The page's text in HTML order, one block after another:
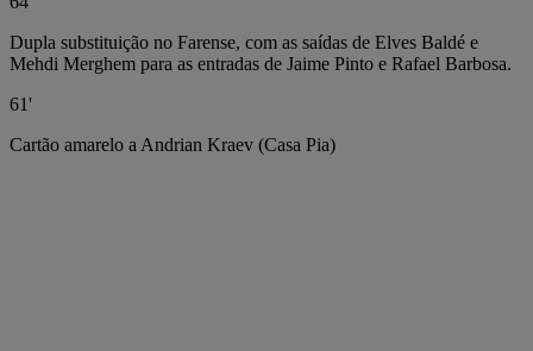
Dupla substituição no Farense, com as saídas de Elves Baldé e
Mehdi Merghem para as entradas de Jaime Pinto e Rafael Barbosa.
61'
Cartão amarelo a Andrian Kraev (Casa Pia)